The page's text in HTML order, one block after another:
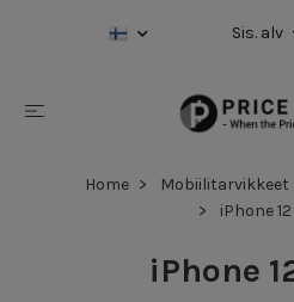
Sis. alv
Home Mobiilitarvikkeet
iPhone
iPhone